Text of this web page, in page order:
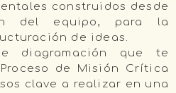
construidos desde
del equipo, para la
de ideas.
diagramación que te
de Misión Crítica
clave a realizar en una